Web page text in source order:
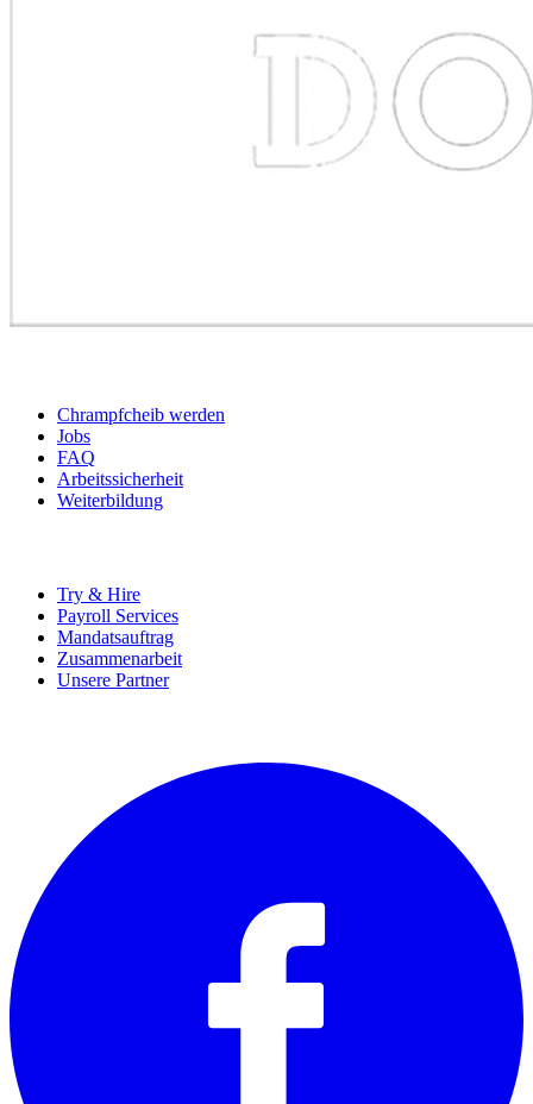
Chrampfcheib werden
Jobs
FAQ
Arbeitssicherheit
Weiterbildung
Try & Hire
Payroll Services
Mandatsauftrag
Zusammenarbeit
Unsere Partner